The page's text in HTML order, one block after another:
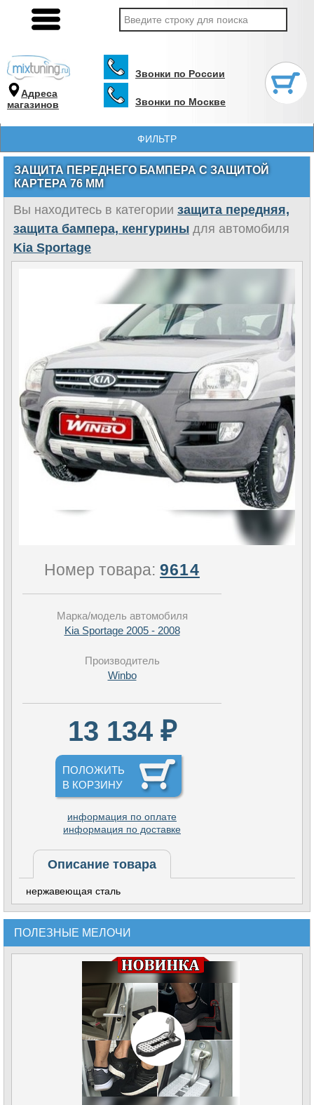
Адреса
магазинов
Звонки по России
Звонки по Москве
ФИЛЬТР
ЗАЩИТА ПЕРЕДНЕГО БАМПЕРА С ЗАЩИТОЙ
КАРТЕРА 76 ММ
Вы находитесь в категории защита передняя,
защита бампера, кенгурины для автомобиля
Kia Sportage
Номер товара:9614
Марка/модель автомобиля
Kia Sportage 2005 - 2008
Производитель
Winbo
13 134 ₽
ПОЛОЖИТЬ
В КОРЗИНУ
информация по оплате
информация по доставке
Описание товара
нержавеющая сталь
ПОЛЕЗНЫЕ МЕЛОЧИ